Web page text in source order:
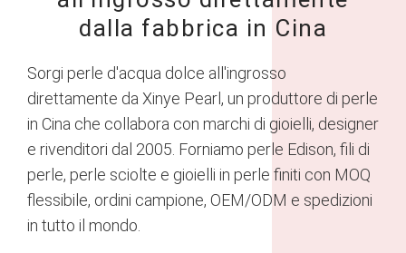
dalla fabbrica in Cina
Sorgi perle d'acqua dolce all'ingrosso
direttamente da Xinye Pearl, un produttore di perle
in Cina che collabora con marchi di gioielli, designer
e rivenditori dal 2005. Forniamo perle Edison, fili di
perle, perle sciolte e gioielli in perle finiti con MOQ
flessibile, ordini campione, OEM/ODM e spedizioni
in tutto il mondo.